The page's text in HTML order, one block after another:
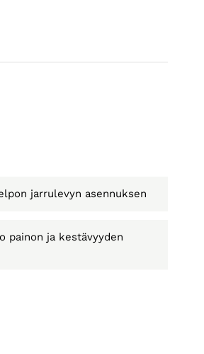
jarrulevyn asennuksen
painon ja kestävyyden